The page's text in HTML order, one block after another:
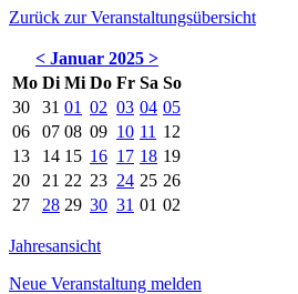
Zurück zur Veranstaltungsübersicht
< Januar 2025 >
Mo Di Mi Do Fr Sa So
30
31 01 02 03 04 05
06
07 08 09 10 11 12
13
14 15 16 17 18 19
20
21 22 23 24 25 26
27
28 29 30 31 01 02
Jahresansicht
Neue Veranstaltung melden